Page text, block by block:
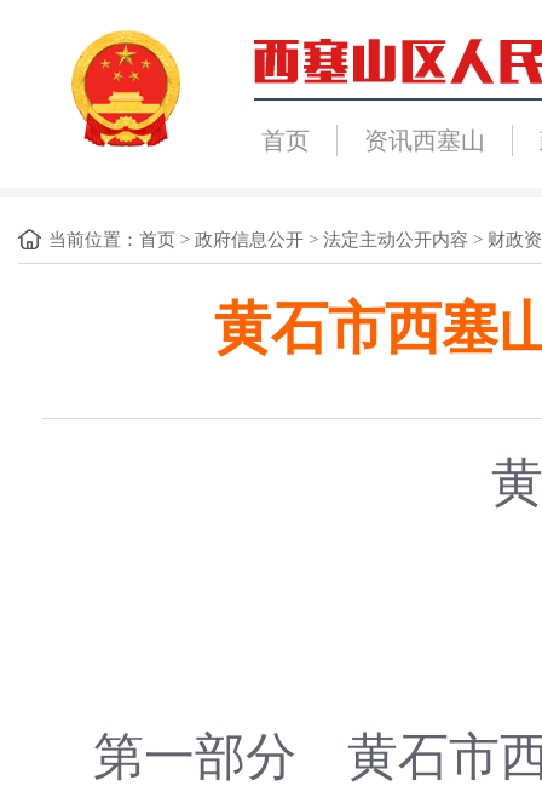
首页 资讯西塞山
当前位置： 首页 > 政府信息公开 > 法定主动公开内容 > 财政
黄石市西塞
第一部分 黄石市